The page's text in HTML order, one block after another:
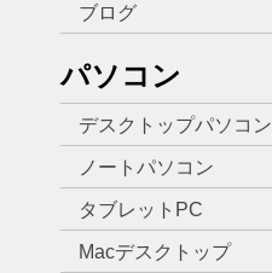
ブログ
パソコン
デスクトップパソコン
ノートパソコン
タブレットPC
Macデスクトップ